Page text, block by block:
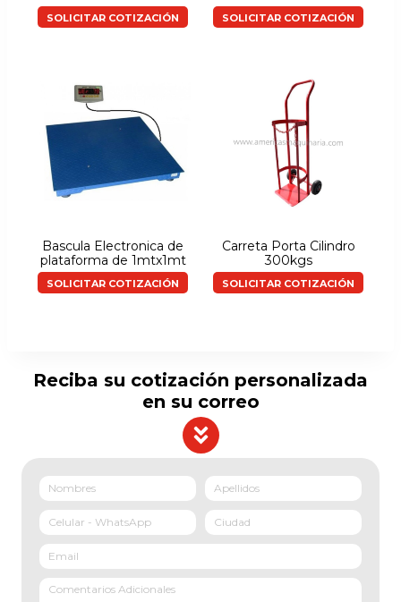
SOLICITAR COTIZACIÓN SOLICITAR COTIZACIÓN
Bascula Electronica de
plataforma de 1mtx1mt
SOLICITAR COTIZACIÓN
Carreta Porta Cilindro
300kgs
SOLICITAR COTIZACIÓN
Reciba su cotización personalizada
en su correo